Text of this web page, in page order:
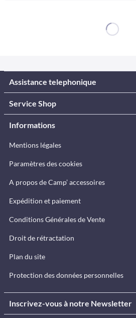
Assistance telephonique
Service Shop
Informations
Mentions légales
Paramètres des cookies
A propos de Camp’ accessoires
Expédition et paiement
Conditions Générales de Vente
Droit de rétractation
Plan du site
Protection des données personnelles
Inscrivez-vous à notre Newsletter